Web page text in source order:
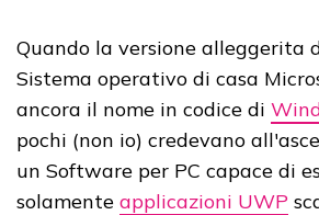
Quando la versione alleggerita
Sistema operativo di casa
ancora il nome in codice di
pochi (non io) credevano
un Software per PC capace di
solamente applicazioni UWP